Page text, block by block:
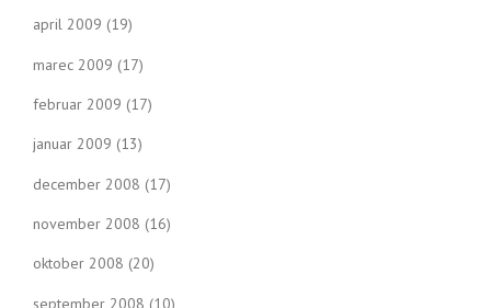
april 2009 (19)
marec 2009 (17)
februar 2009 (17)
januar 2009 (13)
december 2008 (17)
november 2008 (16)
oktober 2008 (20)
september 2008 (10)